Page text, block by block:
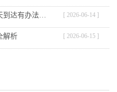
南京航空急件怎么寄最快？当天到达有办法吗？ [ 2026-06-14 ]
解析 [ 2026-06-15 ]